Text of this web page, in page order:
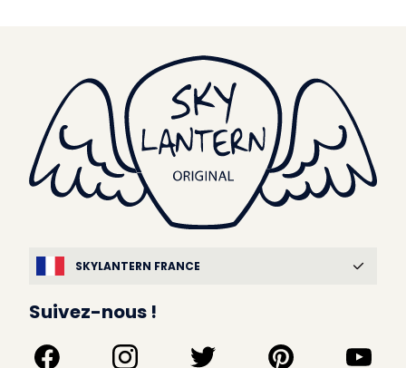
SKYLANTERN FRANCE
Suivez-nous !